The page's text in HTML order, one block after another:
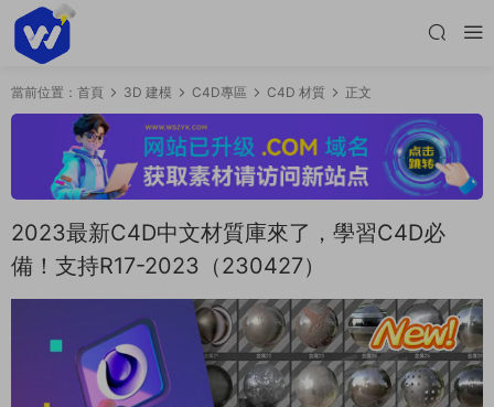
當前位置： 首頁 3D 建模 C4D專區 C4D 材質 正文
2023最新C4D中文材質庫來了，學習C4D必
備！支持R17-2023（230427）